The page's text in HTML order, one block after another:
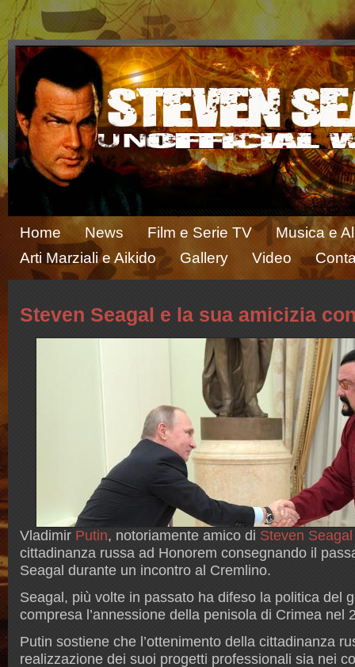
Home News Film e Serie TV
Musica e
Arti Marziali e Aikido
Gallery Video
Steven Seagal e la sua amicizia
Vladimir Putin, notoriamente amico di Steven Seagal
cittadinanza russa ad Honorem consegnando il
Seagal durante un incontro al Cremlino.
Seagal, più volte in passato ha difeso la politica del
compresa l’annessione della penisola di Crimea nel
Putin sostiene che l’ottenimento della cittadinanza
realizzazione dei suoi progetti professionali sia nei